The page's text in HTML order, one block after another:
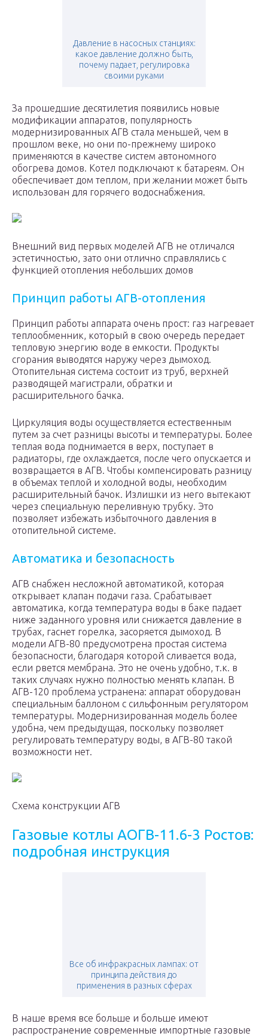
Давление в насосных станциях:
какое давление должно быть,
почему падает, регулировка
своими руками
За прошедшие десятилетия появились новые
модификации аппаратов, популярность
модернизированных АГВ стала меньшей, чем в
прошлом веке, но они по-прежнему широко
применяются в качестве систем автономного
обогрева домов. Котел подключают к батареям. Он
обеспечивает дом теплом, при желании может быть
использован для горячего водоснабжения.
Внешний вид первых моделей АГВ не отличался
эстетичностью, зато они отлично справлялись с
функцией отопления небольших домов
Принцип работы АГВ-отопления
Принцип работы аппарата очень прост: газ нагревает
теплообменник, который в свою очередь передает
тепловую энергию воде в емкости. Продукты
сгорания выводятся наружу через дымоход.
Отопительная система состоит из труб, верхней
разводящей магистрали, обратки и
расширительного бачка.
Циркуляция воды осуществляется естественным
путем за счет разницы высоты и температуры. Более
теплая вода поднимается в верх, поступает в
радиаторы, где охлаждается, после чего опускается и
возвращается в АГВ. Чтобы компенсировать разницу
в объемах теплой и холодной воды, необходим
расширительный бачок. Излишки из него вытекают
через специальную переливную трубку. Это
позволяет избежать избыточного давления в
отопительной системе.
Автоматика и безопасность
АГВ снабжен несложной автоматикой, которая
открывает клапан подачи газа. Срабатывает
автоматика, когда температура воды в баке падает
ниже заданного уровня или снижается давление в
трубах, гаснет горелка, засоряется дымоход. В
модели АГВ-80 предусмотрена простая система
безопасности, благодаря которой сливается вода,
если рвется мембрана. Это не очень удобно, т.к. в
таких случаях нужно полностью менять клапан. В
АГВ-120 проблема устранена: аппарат оборудован
специальным баллоном с сильфонным регулятором
температуры. Модернизированная модель более
удобна, чем предыдущая, поскольку позволяет
регулировать температуру воды, в АГВ-80 такой
возможности нет.
Схема конструкции АГВ
Газовые котлы АОГВ-11.6-3 Ростов:
подробная инструкция
Все об инфракрасных лампах: от
принципа действия до
применения в разных сферах
В наше время все больше и больше имеют
распространение современные импортные газовые